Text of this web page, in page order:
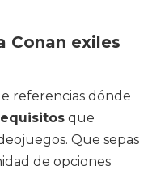
Conan exiles
referencias dónde
que
Que sepas
de opciones